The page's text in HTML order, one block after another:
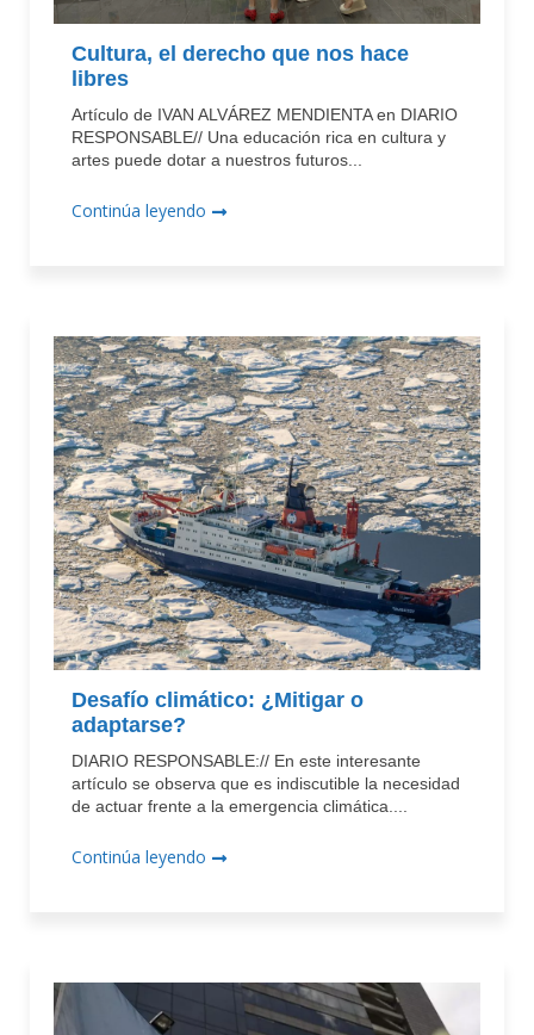
Cultura, el derecho que nos hace
libres
Artículo de IVAN ALVÁREZ MENDIENTA en DIARIO
RESPONSABLE// Una educación rica en cultura y
artes puede dotar a nuestros futuros...
Continúa leyendo
Desafío climático: ¿Mitigar o
adaptarse?
DIARIO RESPONSABLE:// En este interesante
artículo se observa que es indiscutible la necesidad
de actuar frente a la emergencia climática....
Continúa leyendo